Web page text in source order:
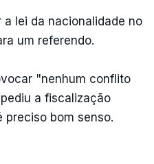
lei da nacionalidade no
um referendo.
"nenhum conflito
a fiscalização
preciso bom senso.